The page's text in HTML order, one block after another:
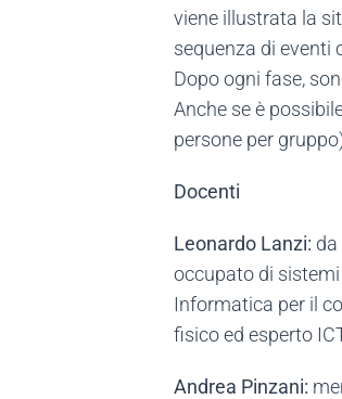
viene illustrata la
sequenza di eventi
Dopo ogni fase,
Anche se è
persone per
Docenti
Leonardo Lanzi: da
occupato di
Informatica per il
fisico ed esperto
Andrea Pinzani: